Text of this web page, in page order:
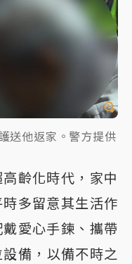
送他返家。警方提供
齡化時代，家中
多留意其生活作
愛心手鍊、攜帶
備，以備不時之